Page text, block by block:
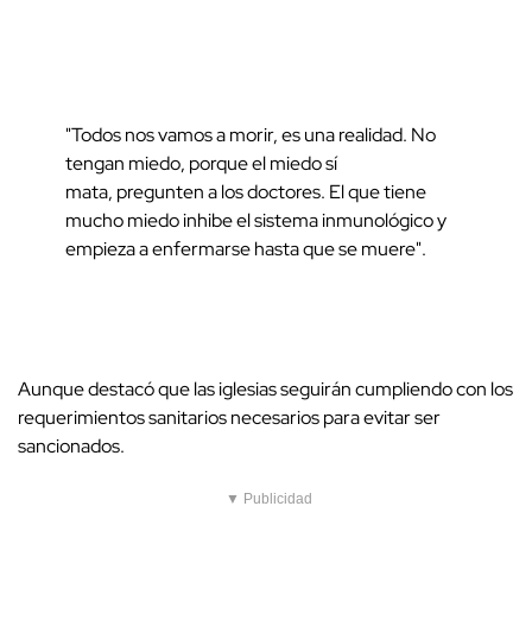
"Todos nos vamos a morir, es una realidad. No
tengan miedo, porque el miedo sí
mata, pregunten a los doctores. El que tiene
mucho miedo inhibe el sistema inmunológico y
empieza a enfermarse hasta que se muere".
Aunque destacó que las iglesias seguirán cumpliendo con los
requerimientos sanitarios necesarios para evitar ser
sancionados.
▼ Publicidad